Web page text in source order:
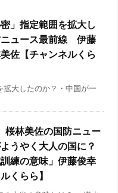
」指定範囲を拡大し
ュース最前線 伊藤
佐【チャンネルくら
拡大したのか？・中国が一
桜林美佐の国防ニュー
うやく大人の国に？
練の意味」伊藤俊幸
くらら】